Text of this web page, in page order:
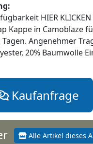
HIER
Kappe in Camoblaze
Tagen. Angenehmer
20% Baumwolle
Kaufanfrage
Alle Artikel dieses